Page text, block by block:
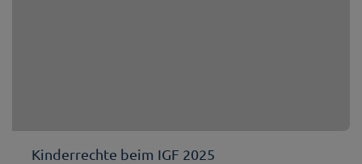
Kinderrechte beim IGF 2025